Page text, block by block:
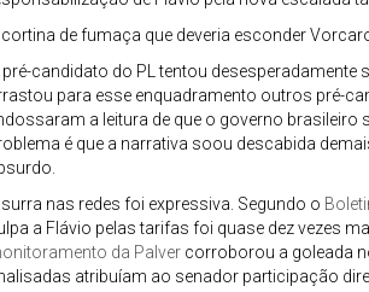
de fumaça que deveria esconder
pré-candidato do PL tentou desesperadamente
para esse enquadramento outros pré-
a leitura de que o governo brasileiro
é que a narrativa soou descabida
nas redes foi expressiva. Segundo o
a Flávio pelas tarifas foi quase dez vezes
da Palver corroborou a goleada
atribuíam ao senador participação